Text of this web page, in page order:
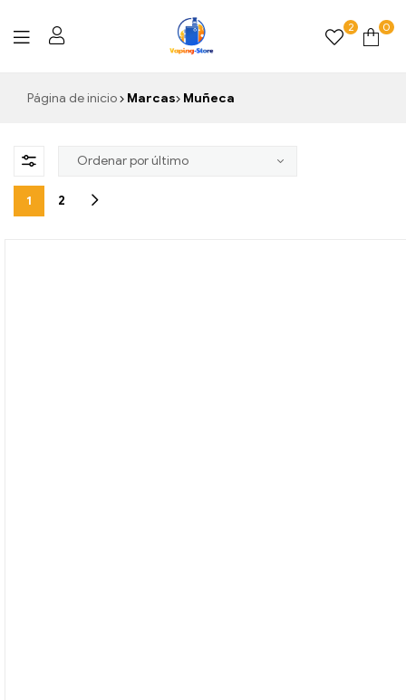
2 0
Página de inicio Marcas Muñeca
1 2